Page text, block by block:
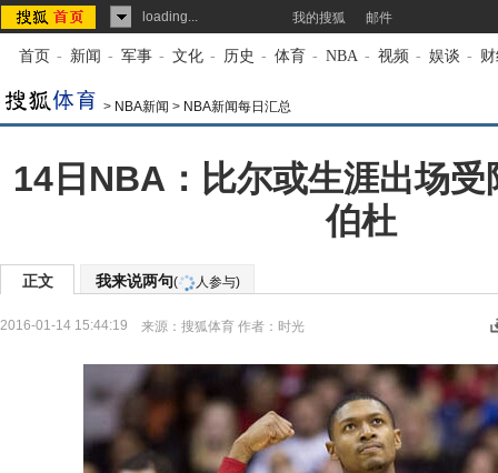
loading... 我的搜狐 邮件
首页 - 新闻 - 军事 - 文化 - 历史 - 体育 - NBA - 视频 - 娱谈 -
> NBA新闻 > NBA新闻每日汇总
14日NBA：比尔或生涯出场受
伯杜
正文 我来说两句( 人参与)
2016-01-14 15:44:19 来源： 搜狐体育 作者：时光